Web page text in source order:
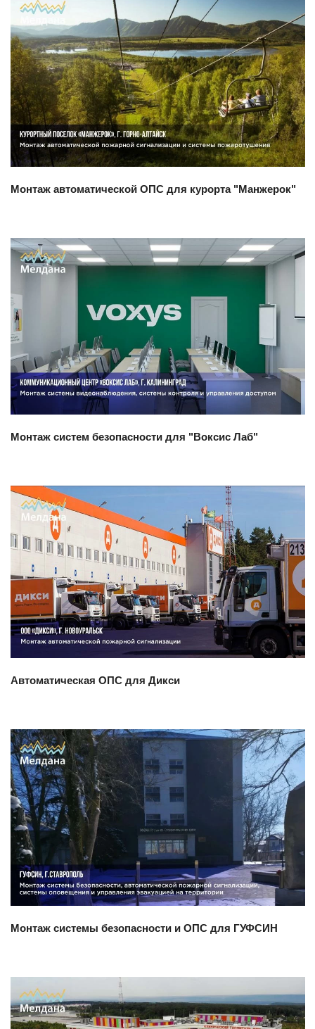
Смотреть проект
Монтаж автоматической ОПС для курорта "Манжерок"
Смотреть проект
Монтаж систем безопасности для "Воксис Лаб"
Смотреть проект
Автоматическая ОПС для Дикси
Смотреть проект
Монтаж системы безопасности и ОПС для ГУФСИН